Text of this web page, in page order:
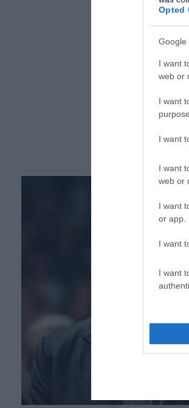
Opted
Google
I want
web or
I want
I want
I want
web or
I want
or app.
I want
I want